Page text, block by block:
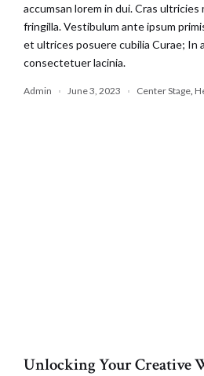
accumsan lorem in dui. Cras
fringilla. Vestibulum ante ipsum
et ultrices posuere cubilia Curae; In
consectetuer lacinia.
Admin June 3, 2023 Center Stage
Unlocking Your Creative